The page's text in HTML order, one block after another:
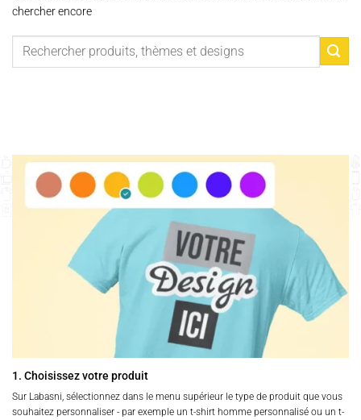
chercher encore
1. Choisissez votre produit
Sur Labasni, sélectionnez dans le menu supérieur le type de produit que vous
souhaitez personnaliser - par exemple un t-shirt homme personnalisé ou un t-